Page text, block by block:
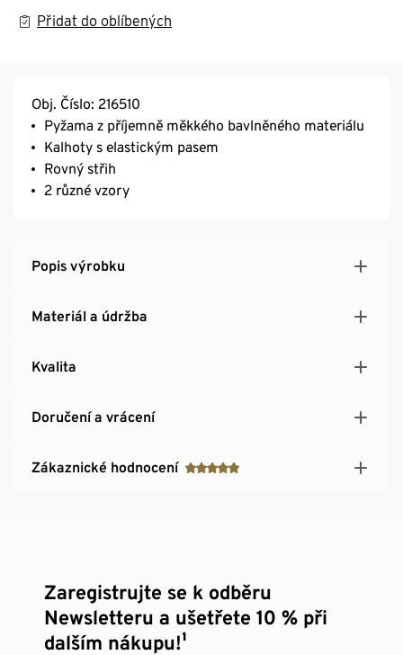
Přidat do oblíbených
Obj. Číslo: 216510
Pyžama z příjemně měkkého bavlněného materiálu
Kalhoty s elastickým pasem
Rovný střih
2 různé vzory
Popis výrobku
Materiál a údržba
Kvalita
Doručení a vrácení
Zákaznické hodnocení
Zaregistrujte se k odběru
Newsletteru a ušetřete 10 % při
dalším nákupu!¹